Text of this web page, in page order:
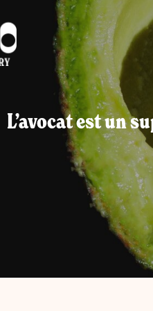
L’avocat est un